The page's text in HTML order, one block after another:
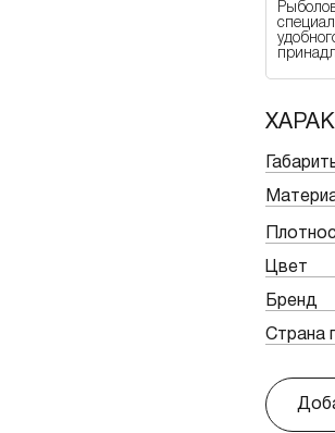
Цвет
Бренд
Страна